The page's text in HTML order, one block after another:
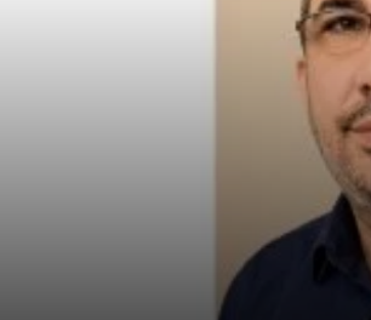
قيمة الحياة كيف نحول الأيام العادية إلى
لحظات مليئة بالمعنى؟
أسرار الحياة السعيدة كيف يعيش الإنسان
بتوازن وراحة نفسية؟